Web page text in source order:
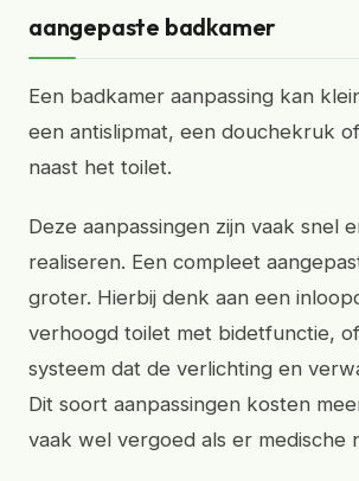
aangepaste badkamer
Een badkamer aanpassing kan
een antislipmat, een douchekruk
naast het toilet.
Deze aanpassingen zijn vaak snel
realiseren. Een compleet
groter. Hierbij denk aan een
verhoogd toilet met bidetfunctie,
systeem dat de verlichting en
Dit soort aanpassingen kosten
vaak wel vergoed als er medische